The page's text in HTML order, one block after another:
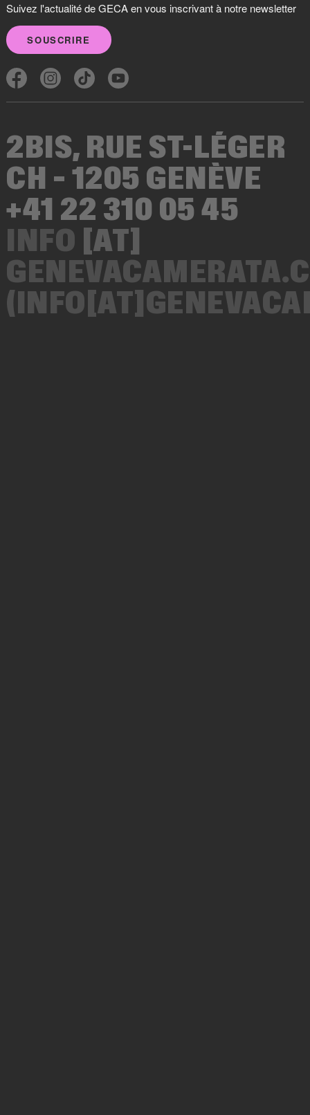
Suivez l'actualité de GECA en vous inscrivant à notre newsletter
SOUSCRIRE
2BIS, RUE ST-LÉGER
CH – 1205 GENÈVE
+41 22 310 05 45
INFO [AT]